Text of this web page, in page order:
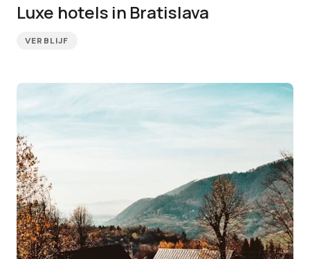
Luxe hotels in Bratislava
VERBLIJF